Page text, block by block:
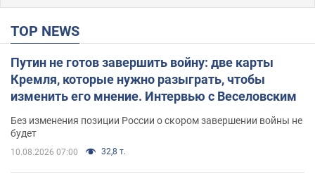
TOP NEWS
Путин не готов завершить войну: две карты
Кремля, которые нужно разыграть, чтобы
изменить его мнение. Интервью с Веселовским
Без изменения позиции России о скором завершении войны не
будет
10.08.2026 07:00 32,8 т.